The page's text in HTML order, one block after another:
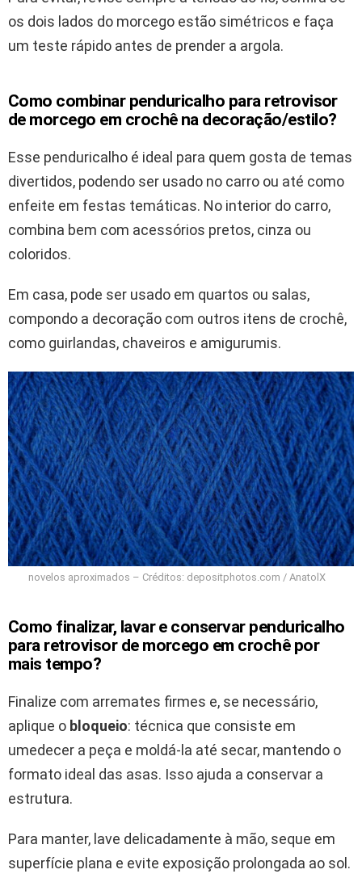
os dois lados do morcego estão simétricos e faça
um teste rápido antes de prender a argola.
Como combinar penduricalho para retrovisor
de morcego em crochê na decoração/estilo?
Esse penduricalho é ideal para quem gosta de temas
divertidos, podendo ser usado no carro ou até como
enfeite em festas temáticas. No interior do carro,
combina bem com acessórios pretos, cinza ou
coloridos.
Em casa, pode ser usado em quartos ou salas,
compondo a decoração com outros itens de crochê,
como guirlandas, chaveiros e amigurumis.
novelos aproximados – Créditos: depositphotos.com / AnatolX
Como finalizar, lavar e conservar penduricalho
para retrovisor de morcego em crochê por
mais tempo?
Finalize com arremates firmes e, se necessário,
aplique o bloqueio: técnica que consiste em
umedecer a peça e moldá-la até secar, mantendo o
formato ideal das asas. Isso ajuda a conservar a
estrutura.
Para manter, lave delicadamente à mão, seque em
superfície plana e evite exposição prolongada ao sol.